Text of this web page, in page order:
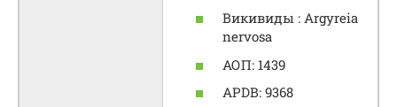
Викивиды : Argyreia
nervosa
АОП: 1439
APDB: 9368